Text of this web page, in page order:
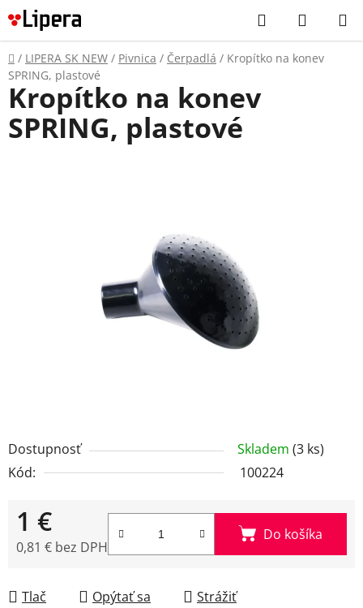
Prejsť
na
obsah
Hľadať
KOŠÍK
Domov
/ LIPERA SK NEW / Pivnica / Čerpadlá / Kropítko na konev
SPRING, plastové
Dostupnosť Skladem (3 ks)
Kód:
100224
1 €
0,81 € bez DPH
Do košíka
Tlač Opýtať sa
Strážiť
Kropítko na konev
SPRING, plastové